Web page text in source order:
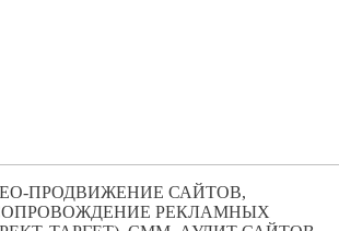
ПРОДВИЖЕНИЕ САЙТОВ,
РЕКЛАМНЫХ